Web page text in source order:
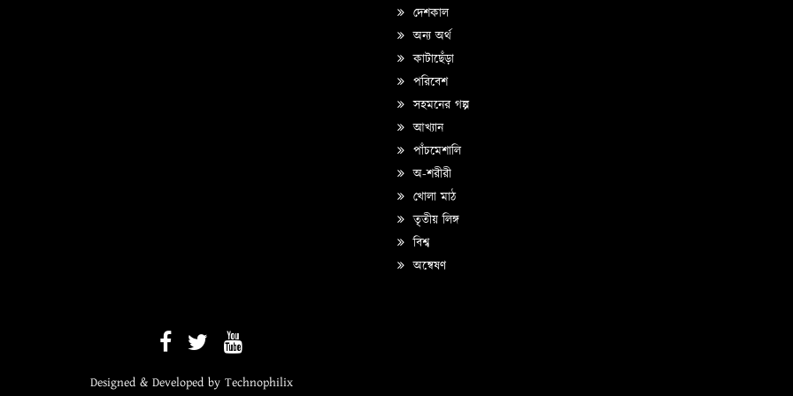
দেশকাল
অন্য অর্থ
কাটাছেঁড়া
পরিবেশ
সহমনের গল্প
আখ্যান
পাঁচমেশালি
অ-শরীরী
খোলা মাঠ
তৃতীয় লিঙ্গ
বিশ্ব
অন্বেষণ
Designed & Developed by Technophilix